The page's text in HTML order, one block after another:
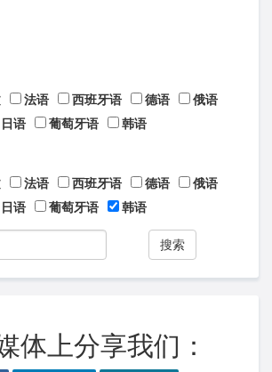
法语 西班牙语 德语
俄语
日语 葡萄牙语 韩语
法语 西班牙语 德语
俄语
日语 葡萄牙语 韩语
搜索
体上分享我们：